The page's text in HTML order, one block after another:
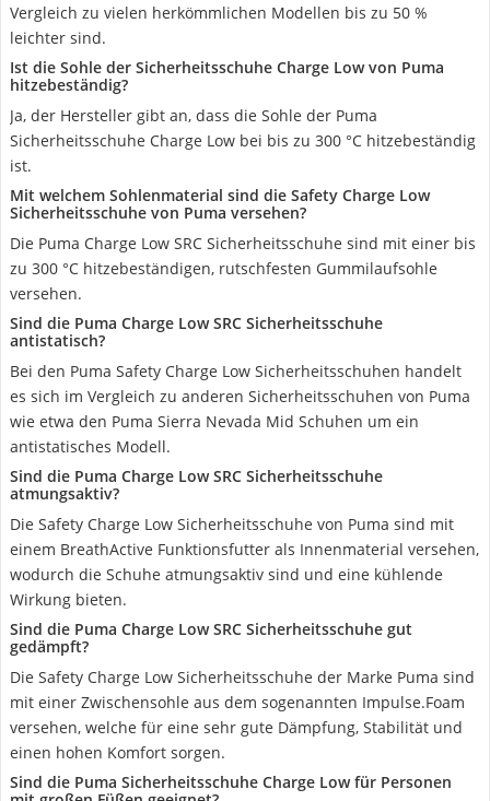
Vergleich zu vielen herkömmlichen Modellen bis zu 50 %
leichter sind.
Ist die Sohle der Sicherheitsschuhe Charge Low von Puma
hitzebeständig?
Ja, der Hersteller gibt an, dass die Sohle der Puma
Sicherheitsschuhe Charge Low bei bis zu 300 °C hitzebeständig
ist.
Mit welchem Sohlenmaterial sind die Safety Charge Low
Sicherheitsschuhe von Puma versehen?
Die Puma Charge Low SRC Sicherheitsschuhe sind mit einer bis
zu 300 °C hitzebeständigen, rutschfesten Gummilaufsohle
versehen.
Sind die Puma Charge Low SRC Sicherheitsschuhe
antistatisch?
Bei den Puma Safety Charge Low Sicherheitsschuhen handelt
es sich im Vergleich zu anderen Sicherheitsschuhen von Puma
wie etwa den Puma Sierra Nevada Mid Schuhen um ein
antistatisches Modell.
Sind die Puma Charge Low SRC Sicherheitsschuhe
atmungsaktiv?
Die Safety Charge Low Sicherheitsschuhe von Puma sind mit
einem BreathActive Funktionsfutter als Innenmaterial versehen,
wodurch die Schuhe atmungsaktiv sind und eine kühlende
Wirkung bieten.
Sind die Puma Charge Low SRC Sicherheitsschuhe gut
gedämpft?
Die Safety Charge Low Sicherheitsschuhe der Marke Puma sind
mit einer Zwischensohle aus dem sogenannten Impulse.Foam
versehen, welche für eine sehr gute Dämpfung, Stabilität und
einen hohen Komfort sorgen.
Sind die Puma Sicherheitsschuhe Charge Low für Personen